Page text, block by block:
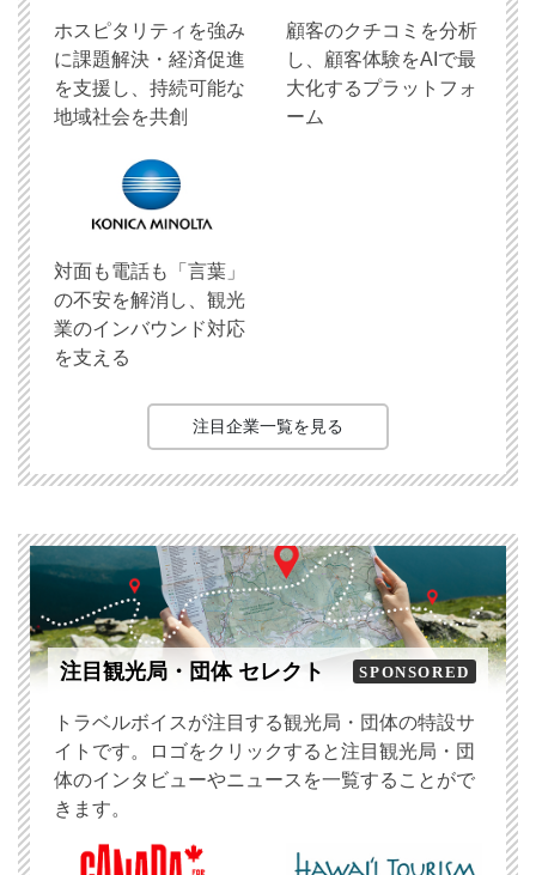
ホスピタリティを強み
に課題解決・経済促進
を支援し、持続可能な
地域社会を共創
顧客のクチコミを分析
し、顧客体験をAIで最
大化するプラットフォ
ーム
対面も電話も「言葉」
の不安を解消し、観光
業のインバウンド対応
を支える
注目企業一覧を見る
注目観光局・団体 セレクト SPONSORED
トラベルボイスが注目する観光局・団体の特設サ
イトです。ロゴをクリックすると注目観光局・団
体のインタビューやニュースを一覧することがで
きます。